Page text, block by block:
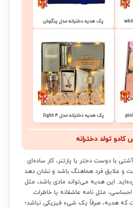
پک هدیه دخترانه مدل پنگوئن
پک هدیه دخترانه مدل light 4
کادو تولد دخترانه
با دوست دختر یا پارتنر، کار ساده‌ای
و علایق فرد هماهنگ باشد و نشان دهد
این هدیه می‌تواند مادی باشد، مثل
احساسی، مثل نامه عاشقانه یا خاطرات
هدیه، صرفاً یک شیء فیزیکی نباشد؛